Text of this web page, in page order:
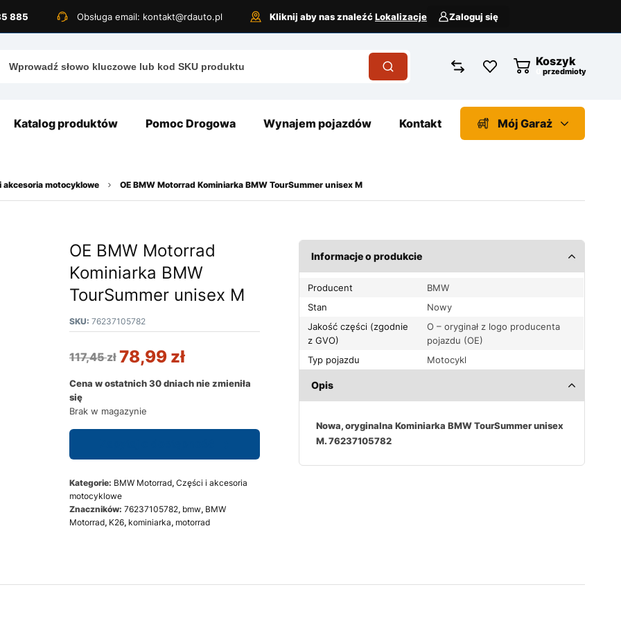
885 Obsługa email: kontakt@rdauto.pl Kliknij aby nas znaleźćLokalizacje Zaloguj się
Koszyk
przedmioty
Katalog produktów Pomoc Drogowa Wynajem pojazdów Kontakt Mój Garaż
akcesoria motocyklowe OE BMW Motorrad Kominiarka BMW TourSummer unisex M
OE BMW Motorrad
Kominiarka BMW
TourSummer unisex M
SKU: 76237105782
117,45zł 78,99 zł
Cena w ostatnich 30 dniach nie zmieniła
się
Brak w magazynie
Kategorie: BMW Motorrad, Części i akcesoria
motocyklowe
Znaczników: 76237105782, bmw, BMW
Motorrad, K26, kominiarka, motorrad
Informacje o produkcie
Producent
BMW
Stan
Nowy
Jakość części (zgodnie
z GVO)
O – oryginał z logo producenta
pojazdu (OE)
Typ pojazdu
Motocykl
Opis
Nowa, oryginalna Kominiarka BMW TourSummer unisex
M. 76237105782